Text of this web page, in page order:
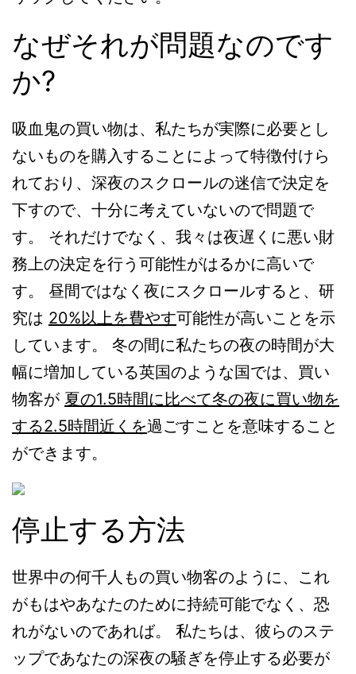
なぜそれが問題なのです
か?
吸血鬼の買い物は、私たちが実際に必要とし
ないものを購入することによって特徴付けら
れており、深夜のスクロールの迷信で決定を
下すので、十分に考えていないので問題で
す。 それだけでなく、我々は夜遅くに悪い財
務上の決定を行う可能性がはるかに高いで
す。 昼間ではなく夜にスクロールすると、研
究は 20%以上を費やす可能性が高いことを示
しています。 冬の間に私たちの夜の時間が大
幅に増加している英国のような国では、買い
物客が 夏の1.5時間に比べて冬の夜に買い物を
する2.5時間近くを過ごすことを意味すること
ができます。
停止する方法
世界中の何千人もの買い物客のように、これ
がもはやあなたのために持続可能でなく、恐
れがないのであれば。 私たちは、彼らのステ
ップであなたの深夜の騒ぎを停止する必要が